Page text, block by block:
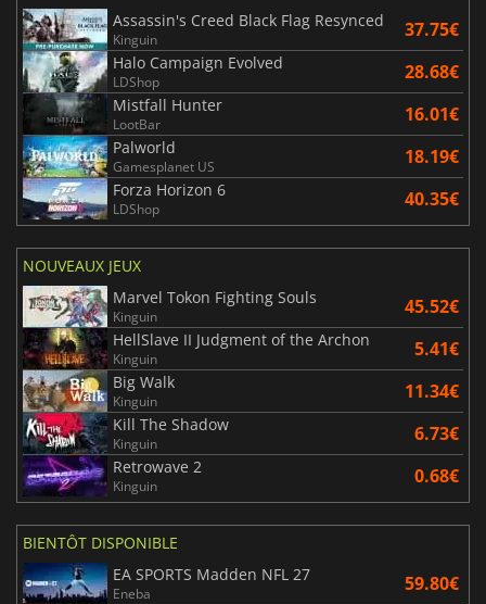
Assassin's Creed Black Flag Resynced
Kinguin 37.75€
Halo Campaign Evolved
LDShop 28.68€
Mistfall Hunter
LootBar 16.01€
Palworld
Gamesplanet US 18.19€
Forza Horizon 6
LDShop 40.35€
NOUVEAUX JEUX
Marvel Tokon Fighting Souls
Kinguin 45.52€
HellSlave II Judgment of the Archon
Kinguin 5.41€
Big Walk
Kinguin 11.34€
Kill The Shadow
Kinguin 6.73€
Retrowave 2
Kinguin 0.68€
BIENTÔT DISPONIBLE
EA SPORTS Madden NFL 27
Eneba 59.80€